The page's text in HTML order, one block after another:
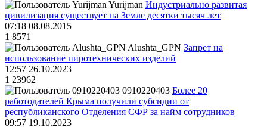
Yurijman Индустриально развитая
цивилизация существует на Земле десятки тысяч лет
07:18 08.08.2015
1 8571
Alushta_GPN Запрет на
использование пиротехнических изделий
12:57 26.10.2023
1 23962
0910220403 Более 20
работодателей Крыма получили субсидии от
республиканского Отделения СФР за найм сотрудников
09:57 19.10.2023